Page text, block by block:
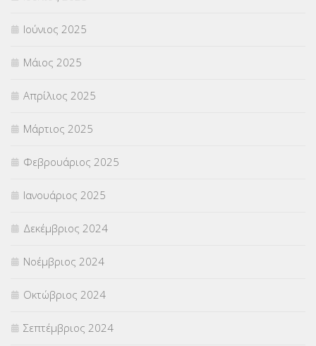
Ιούνιος 2025
Μάιος 2025
Απρίλιος 2025
Μάρτιος 2025
Φεβρουάριος 2025
Ιανουάριος 2025
Δεκέμβριος 2024
Νοέμβριος 2024
Οκτώβριος 2024
Σεπτέμβριος 2024